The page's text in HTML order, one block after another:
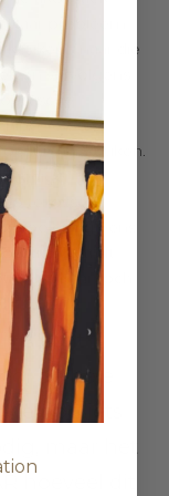
Haar probleem
keuken, maar die
en vervolgens
ze eerst
in haar keuken.
te lossen.
ook nog eens
betreft
maar toch
is echt
de hele
nog iets
hoeveel dit